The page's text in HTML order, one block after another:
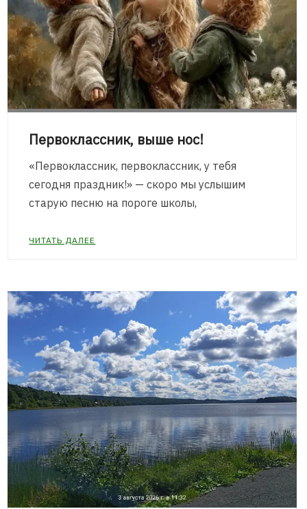
Первоклассник, выше нос!
«Первоклассник, первоклассник, у тебя
сегодня праздник!» — скоро мы услышим
старую песню на пороге школы,
ЧИТАТЬ ДАЛЕЕ